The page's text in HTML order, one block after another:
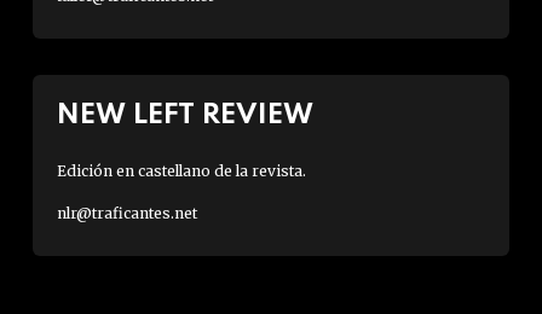
NEW LEFT REVIEW
Edición en castellano de la revista.
nlr@traficantes.net